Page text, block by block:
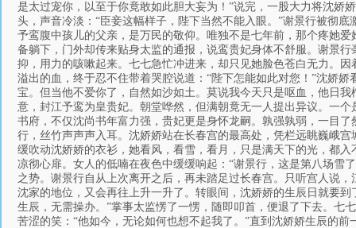
是太过宠你，以至于你竟敢如此胆大妄为！”说完，一股大力将沈娇
头，声音冷淡：“臣妾这幅样子，陛下当然不能入眼。”谢景行被彻
予鸾腹中孩儿的父亲，是万民的敬仰。唯独不是七年前，那个疼她
备躺下，门外却传来贴身太监的通报，说鸾贵妃身体不舒服。谢景
抑，用力的咳嗽起来。七七急忙冲进来，却只见她脸色苍白无力。
溢出的血，终于忍不住带着哭腔说道：“陛下怎能如此对您！”沈娇
宝。但当他不爱你了，自然如沙如土。莫说我今天只是呕血，他日
意，封江予鸾为皇贵妃。朝堂哗然，但满朝竟无一人提出异议。一
书府，不仅沈尚书年富力强，贵妃更是身怀龙嗣。孰强孰弱，一目
行，丝竹声声声入耳。沈娇娇站在长春宫的最高处，凭栏远眺巍峨
缓吹动沈娇娇的衣衫，她看风，看雪，看月，只是满天下的光，都
凉彻心扉。女人的低喃在夜色中缓缓响起：“谢景行，这是第八场雪
之势。谢景行自从上次离开之后，再未踏足过长春宫。只听宫人说
沈家的地位，又会再往上升一升了。转眼间，沈娇娇的生辰日就要
生辰，无需操办。”掌事太监愣了一愣，随即叩首，便退了下去。七
苦涩的笑：“他如今，无论如何也想不起我了。”直到沈娇娇生辰的